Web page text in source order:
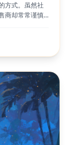
方式。虽然社
商却常常谨慎
似乎令人生
售模式的企
及如何投身直